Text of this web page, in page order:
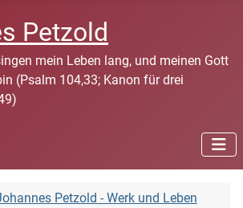
mein Leben lang, und meinen Gott
(Psalm 104,33; Kanon für drei
Petzold - Werk und Leben